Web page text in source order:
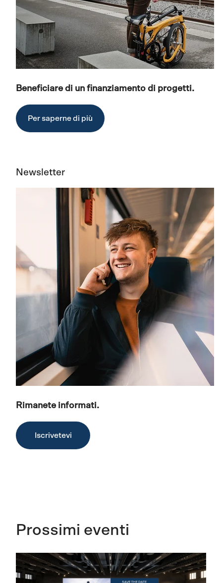
Beneficiare di un finanziamento di progetti.
Per saperne di più
Newsletter
Rimanete informati.
Iscrivetevi
Prossimi eventi